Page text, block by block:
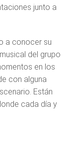
junto a
a conocer su
del grupo
en los
con alguna
Están
cada día y